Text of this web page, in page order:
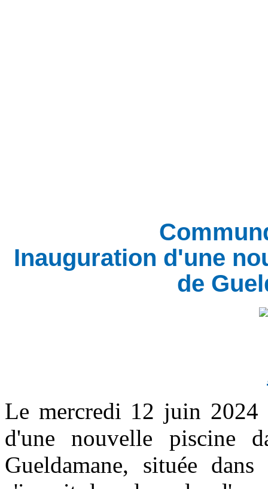
Inauguration d'une
de
Le mercredi 12 juin 2024
d'une nouvelle piscine
Gueldamane, située